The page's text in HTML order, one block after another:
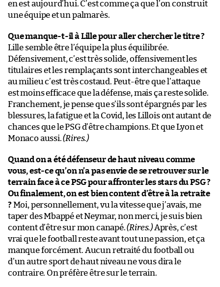
en est aujourd’hui. C’est comme ça que l’on construit
une équipe et un palmarès.
Que manque-t-il à Lille pour aller chercher le titre ?
Lille semble être l’équipe la plus équilibrée.
Défensivement, c’est très solide, offensivement les
titulaires et les remplaçants sont interchangeables et
au milieu c’est très costaud. Peut-être que l’attaque
est moins efficace que la défense, mais ça reste solide.
Franchement, je pense que s’ils sont épargnés par les
blessures, la fatigue et la Covid, les Lillois ont autant de
chances que le PSG d’être champions. Et que Lyon et
Monaco aussi.(Rires.)
Quand on a été défenseur de haut niveau comme
vous, est-ce qu’on n’a pas envie de se retrouver sur le
terrain face à ce PSG pour affronter les stars du PSG ?
Ou finalement, on est bien content d’être à la retraite
? Moi, personnellement, vu la vitesse que j’avais, me
taper des Mbappé et Neymar, non merci, je suis bien
content d’être sur mon canapé.(Rires.)Après, c’est
vrai que le football reste avant tout une passion, et ça
manque forcément. Aucun retraité du football ou
d’un autre sport de haut niveau ne vous dira le
contraire. On préfère être sur le terrain.